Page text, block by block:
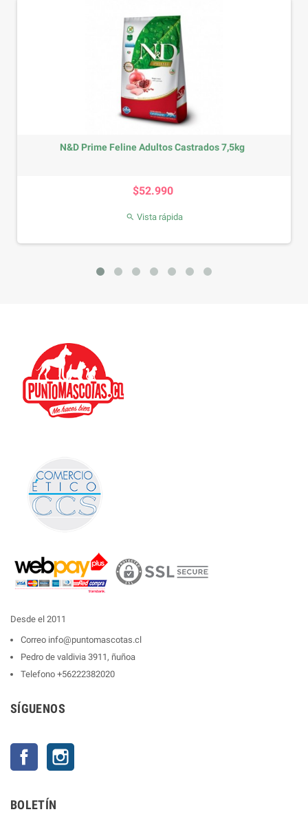
N&D Prime Feline Adultos Castrados 7,5kg
$52.990
 Vista rápida
Desde el 2011
Correo info@puntomascotas.cl
Pedro de valdivia 3911, ñuñoa
Telefono +56222382020
SÍGUENOS
Facebook
BOLETÍN